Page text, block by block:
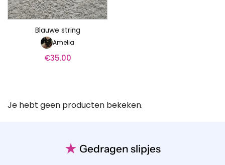
Blauwe string
Amelia
€35.00
Je hebt geen producten bekeken.
★ Gedragen slipjes